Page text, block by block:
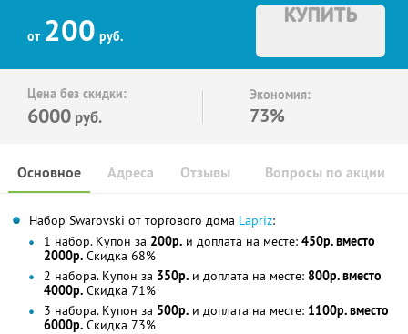
от 200 руб.
КУПИТЬ
Цена без скидки:
6000 руб.
Экономия:
73%
Основное Отзывы Вопросы по акции
Адреса
Набор Swarovski от торгового дома Lapriz:
1 набор. Купон за 200р. и доплата на месте: 450р. вместо
2000р. Скидка 68%
2 наборa. Купон за 350р. и доплата на месте: 800р. вместо
4000р. Скидка 71%
3 набора. Купон за 500р. и доплата на месте: 1100р. вместо
6000р. Скидка 73%